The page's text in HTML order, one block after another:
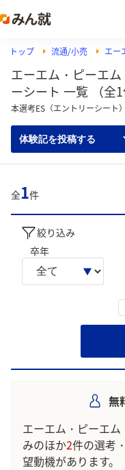
トップ 流通/小売 エー
エーエム・ピーエ
ーシート 一覧 （全1
本選考ES（エントリーシート
体験記を投稿する
全1件
絞り込み
卒年
無
エーエム・ピーエム
みのほか2件の選考
望動機があります。